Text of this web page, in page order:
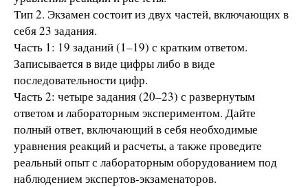
Тип 2. Экзамен состоит из двух частей, включающих в
себя 23 задания.
Часть 1: 19 заданий (1–19) с кратким ответом.
Записывается в виде цифры либо в виде
последовательности цифр.
Часть 2: четыре задания (20–23) с развернутым
ответом и лабораторным экспериментом. Дайте
полный ответ, включающий в себя необходимые
уравнения реакций и расчеты, а также проведите
реальный опыт с лабораторным оборудованием под
наблюдением экспертов-экзаменаторов.